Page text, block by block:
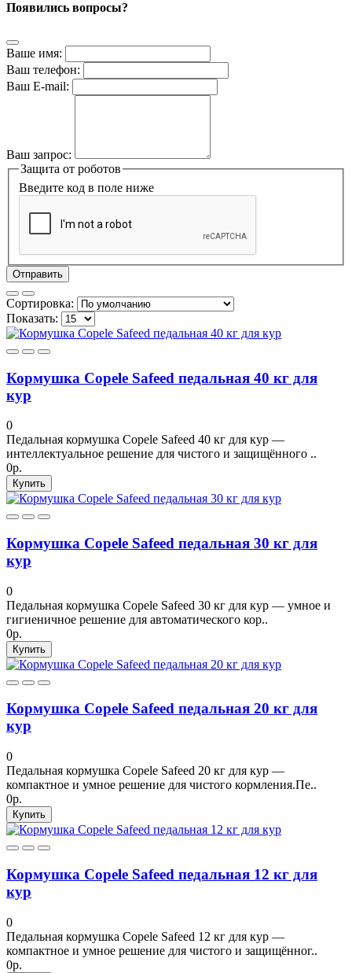
Появились вопросы?
Ваше имя:
Ваш телефон:
Ваш E-mail:
Ваш запрос:
Защита от роботов
Введите код в поле ниже
Отправить
Сортировка:
Показать:
Кормушка Copele Safeed педальная 40 кг для
кур
0
Педальная кормушка Copele Safeed 40 кг для кур —
интеллектуальное решение для чистого и защищённого ..
0р.
Купить
Кормушка Copele Safeed педальная 30 кг для
кур
0
Педальная кормушка Copele Safeed 30 кг для кур — умное и
гигиеничное решение для автоматического кор..
0р.
Купить
Кормушка Copele Safeed педальная 20 кг для
кур
0
Педальная кормушка Copele Safeed 20 кг для кур —
компактное и умное решение для чистого кормления.Пе..
0р.
Купить
Кормушка Copele Safeed педальная 12 кг для
кур
0
Педальная кормушка Copele Safeed 12 кг для кур —
компактное и умное решение для чистого и защищённог..
0р.